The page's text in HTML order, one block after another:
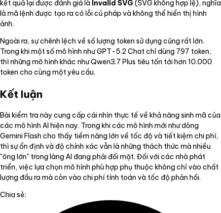
kết quả lại được đánh giá là Invalid SVG (SVG không hợp lệ), nghĩa
là mã lệnh được tạo ra có lỗi cú pháp và không thể hiển thị hình
ảnh.
Ngoài ra, sự chênh lệch về số lượng token sử dụng cũng rất lớn.
Trong khi một số mô hình như GPT-5.2 Chat chỉ dùng 797 token,
thì những mô hình khác như Qwen3.7 Plus tiêu tốn tới hơn 10.000
token cho cùng một yêu cầu.
Kết luận
Bài kiểm tra này cung cấp cái nhìn thực tế về khả năng sinh mã của
các mô hình AI hiện nay. Trong khi các mô hình mới như dòng
Gemini Flash cho thấy tiềm năng lớn về tốc độ và tiết kiệm chi phí,
thì sự ổn định và độ chính xác vẫn là những thách thức mà nhiều
"ông lớn" trong làng AI đang phải đối mặt. Đối với các nhà phát
triển, việc lựa chọn mô hình phù hợp phụ thuộc không chỉ vào chất
lượng đầu ra mà còn vào chi phí tính toán và tốc độ phản hồi.
Chia sẻ: